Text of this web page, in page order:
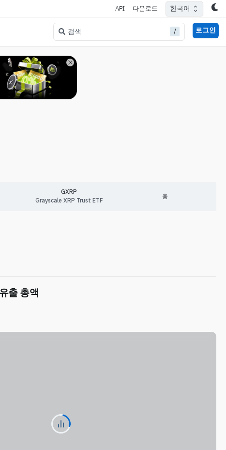
API 다운로드 한국어
검색 / 로그인
GXRP
Grayscale XRP Trust ETF
총
출 총액